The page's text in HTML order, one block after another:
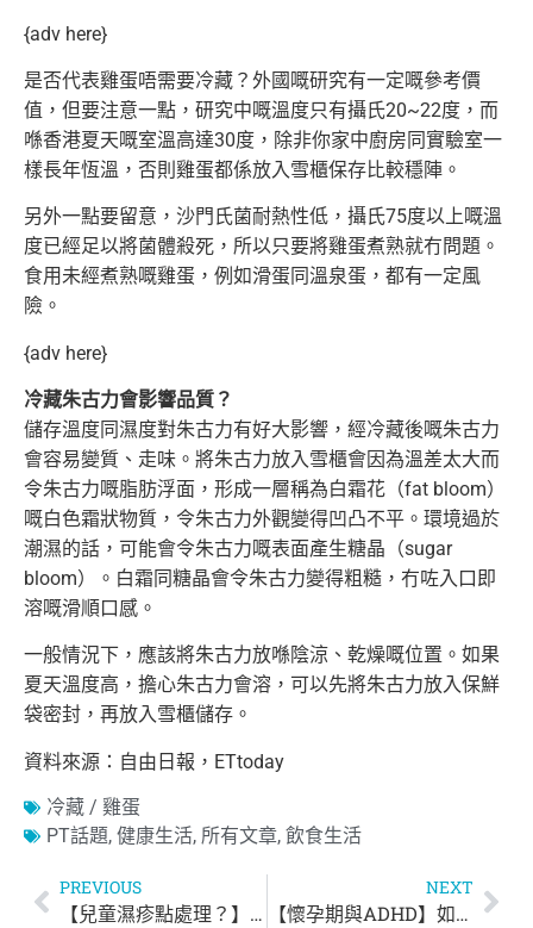
{adv here}
是否代表雞蛋唔需要冷藏？外國嘅研究有一定嘅參考價
值，但要注意一點，研究中嘅溫度只有攝氏20~22度，而
喺香港夏天嘅室溫高達30度，除非你家中廚房同實驗室一
樣長年恆溫，否則雞蛋都係放入雪櫃保存比較穩陣。
另外一點要留意，沙門氏菌耐熱性低，攝氏75度以上嘅溫
度已經足以將菌體殺死，所以只要將雞蛋煮熟就冇問題。
食用未經煮熟嘅雞蛋，例如滑蛋同溫泉蛋，都有一定風
險。
{adv here}
冷藏朱古力會影響品質？
儲存溫度同濕度對朱古力有好大影響，經冷藏後嘅朱古力
會容易變質、走味。將朱古力放入雪櫃會因為溫差太大而
令朱古力嘅脂肪浮面，形成一層稱為白霜花（fat bloom）
嘅白色霜狀物質，令朱古力外觀變得凹凸不平。環境過於
潮濕的話，可能會令朱古力嘅表面產生糖晶（sugar
bloom）。白霜同糖晶會令朱古力變得粗糙，冇咗入口即
溶嘅滑順口感。
一般情況下，應該將朱古力放喺陰涼、乾燥嘅位置。如果
夏天溫度高，擔心朱古力會溶，可以先將朱古力放入保鮮
袋密封，再放入雪櫃儲存。
資料來源：自由日報，ETtoday
冷藏 / 雞蛋
PT話題, 健康生活, 所有文章, 飲食生活
PREVIOUS
【兒童濕疹點處理？】舒緩濕疹貼士你要知
NEXT
【懷孕期與ADHD】如何減低孩子患ADHD風險？